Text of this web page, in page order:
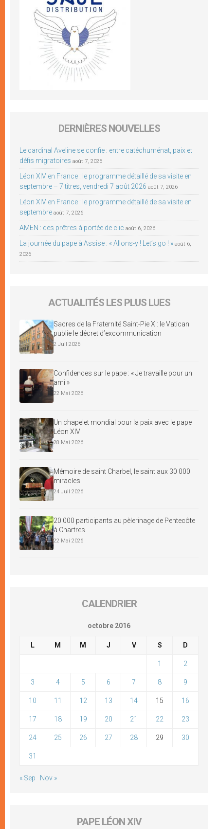
DERNIÈRES NOUVELLES
Le cardinal Aveline se confie : entre catéchuménat, paix et
défis migratoires août 7, 2026
Léon XIV en France : le programme détaillé de sa visite en
septembre – 7 titres, vendredi 7 août 2026 août 7, 2026
Léon XIV en France : le programme détaillé de sa visite en
septembre août 7, 2026
AMEN : des prêtres à portée de clic août 6, 2026
La journée du pape à Assise : « Allons-y ! Let’s go ! » août 6,
2026
ACTUALITÉS LES PLUS LUES
Sacres de la Fraternité Saint-Pie X : le Vatican
publie le décret d’excommunication
2 Juil 2026
Confidences sur le pape : « Je travaille pour un
ami »
22 Mai 2026
Un chapelet mondial pour la paix avec le pape
Léon XIV
28 Mai 2026
Mémoire de saint Charbel, le saint aux 30 000
miracles
24 Juil 2026
20 000 participants au pèlerinage de Pentecôte
à Chartres
22 Mai 2026
CALENDRIER
octobre 2016
L M M J V S D
1 2
3 4 5 6 7 8 9
10 11 12 13 14 15 16
17 18 19 20 21 22 23
24 25 26 27 28 29 30
31
« Sep Nov »
PAPE LÉON XIV